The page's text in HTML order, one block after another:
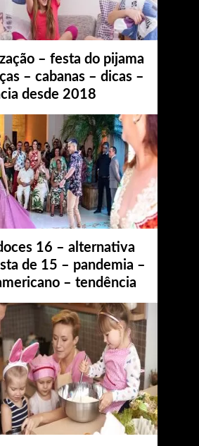
– festa do pijama
– cabanas – dicas –
desde 2018
16 – alternativa
de 15 – pandemia –
– tendência